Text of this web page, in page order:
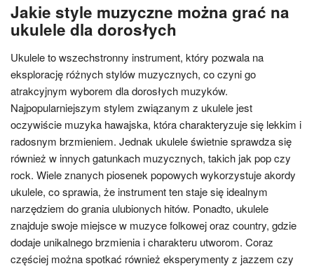
Jakie style muzyczne można grać na
ukulele dla dorosłych
Ukulele to wszechstronny instrument, który pozwala na
eksplorację różnych stylów muzycznych, co czyni go
atrakcyjnym wyborem dla dorosłych muzyków.
Najpopularniejszym stylem związanym z ukulele jest
oczywiście muzyka hawajska, która charakteryzuje się lekkim i
radosnym brzmieniem. Jednak ukulele świetnie sprawdza się
również w innych gatunkach muzycznych, takich jak pop czy
rock. Wiele znanych piosenek popowych wykorzystuje akordy
ukulele, co sprawia, że instrument ten staje się idealnym
narzędziem do grania ulubionych hitów. Ponadto, ukulele
znajduje swoje miejsce w muzyce folkowej oraz country, gdzie
dodaje unikalnego brzmienia i charakteru utworom. Coraz
częściej można spotkać również eksperymenty z jazzem czy